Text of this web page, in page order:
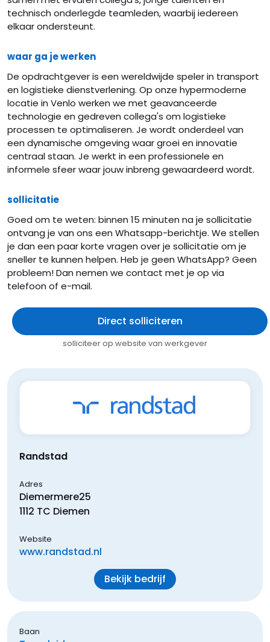
technisch onderlegde teamleden, waarbij iedereen
elkaar ondersteunt.
waar ga je werken
De opdrachtgever is een wereldwijde speler in transport
en logistieke dienstverlening. Op onze hypermoderne
locatie in Venlo werken we met geavanceerde
technologie en gedreven collega's om logistieke
processen te optimaliseren. Je wordt onderdeel van
een dynamische omgeving waar groei en innovatie
centraal staan. Je werkt in een professionele en
informele sfeer waar jouw inbreng gewaardeerd wordt.
sollicitatie
Goed om te weten: binnen 15 minuten na je sollicitatie
ontvang je van ons een Whatsapp-berichtje. We stellen
je dan een paar korte vragen over je sollicitatie om je
sneller te kunnen helpen. Heb je geen WhatsApp? Geen
probleem! Dan nemen we contact met je op via
telefoon of e-mail.
Direct solliciteren
solliciteer op website van werkgever
Randstad
Adres
Diemermere25
1112 TC Diemen
Website
www.randstad.nl
Bekijk bedrijf
Baan